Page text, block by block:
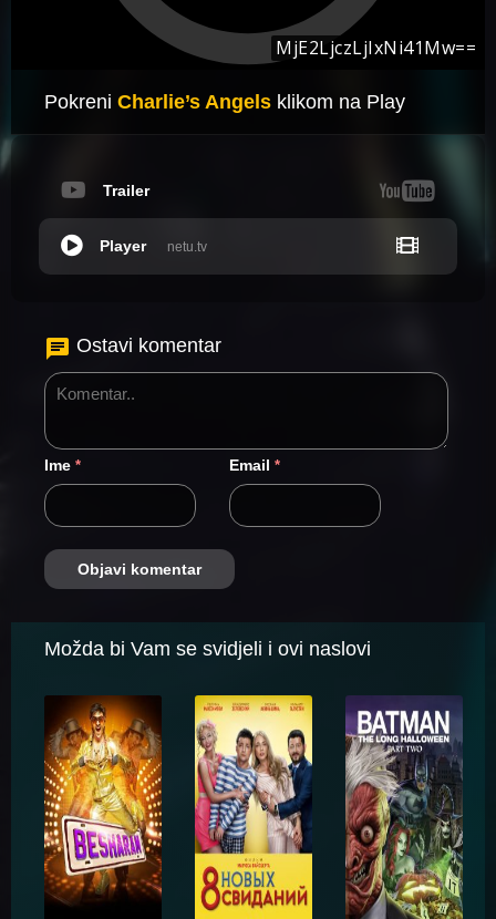
Pokreni Charlie’s Angels klikom na Play
Trailer
netu.tv
Player
Ostavi komentar
Ime * Email *
Možda bi Vam se svidjeli i ovi naslovi